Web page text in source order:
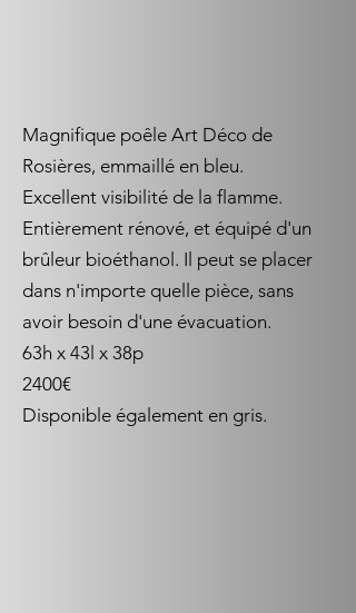
Magnifique poêle Art Déco de
Rosières, emmaillé en bleu.
Excellent visibilité de la flamme.
Entièrement rénové, et équipé d'un
brûleur bioéthanol. Il peut se placer
dans n'importe quelle pièce, sans
avoir besoin d'une évacuation.
63h x 43l x 38p
2400€
Disponible également en gris.